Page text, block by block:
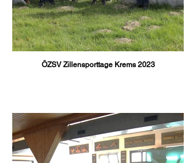
ÖZSV Zillensporttage Krems 2023